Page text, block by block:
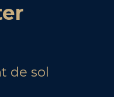
de sol